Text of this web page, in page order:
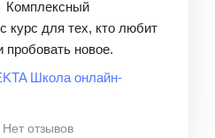
Комплексный
курс для тех, кто любит
пробовать новое.
Школа онлайн-
Нет отзывов